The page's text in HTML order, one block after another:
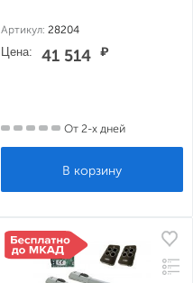
Артикул: 28204
Цена: 41 514 ₽
От 2-х дней